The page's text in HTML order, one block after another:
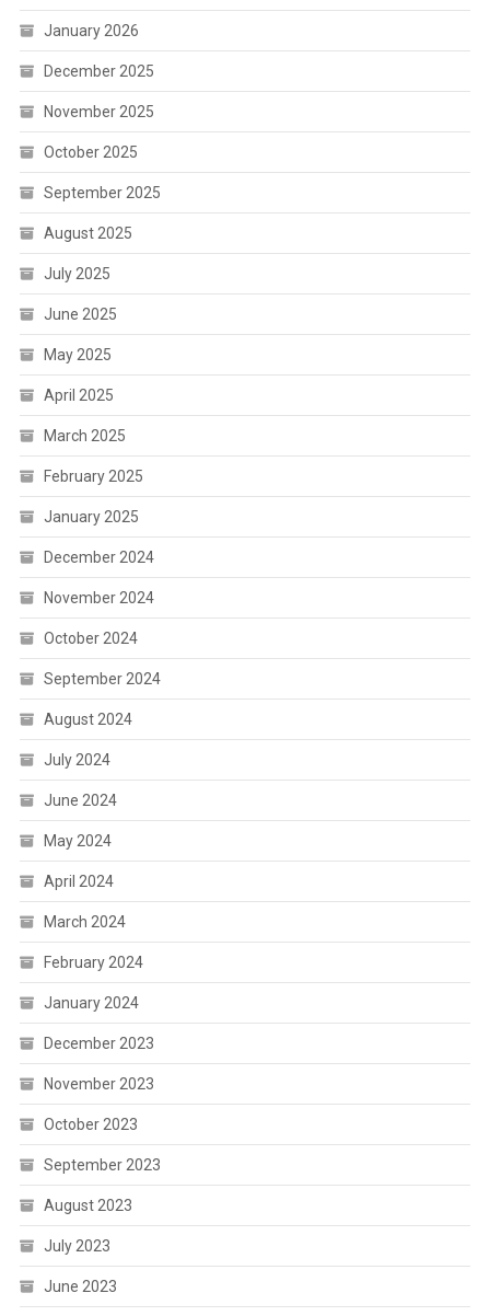
January 2026
December 2025
November 2025
October 2025
September 2025
August 2025
July 2025
June 2025
May 2025
April 2025
March 2025
February 2025
January 2025
December 2024
November 2024
October 2024
September 2024
August 2024
July 2024
June 2024
May 2024
April 2024
March 2024
February 2024
January 2024
December 2023
November 2023
October 2023
September 2023
August 2023
July 2023
June 2023